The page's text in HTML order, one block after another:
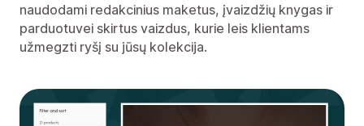
naudodami redakcinius maketus, įvaizdžių knygas ir
parduotuvei skirtus vaizdus, ​​kurie leis klientams
užmegzti ryšį su jūsų kolekcija.